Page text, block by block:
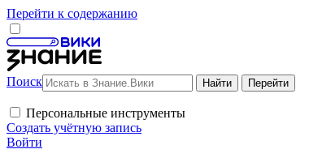
Перейти к содержанию
Поиск
Персональные инструменты
Создать учётную запись
Войти